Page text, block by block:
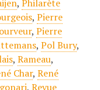
, Philarète
, Pierre
, Pierre
, Pol Bury,
, Rameau,
Char, René
, Revue